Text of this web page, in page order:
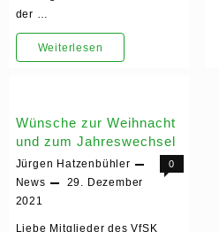
der …
Nachrichten
Boule-
Abteilung
Weiterlesen
Wünsche zur Weihnacht
und zum Jahreswechsel
Jürgen Hatzenbühler
News
29. Dezember
2021
0
Liebe Mitglieder des VfSK